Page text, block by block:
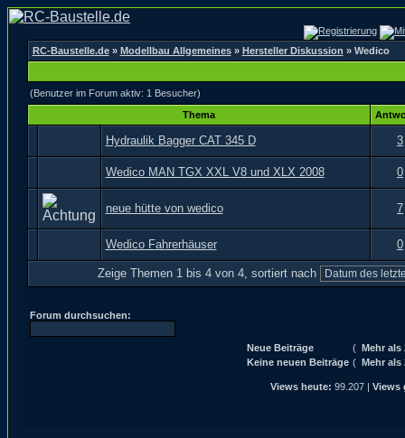
RC-Baustelle.de» Modellbau Allgemeines» Hersteller Diskussion » Wedico
(Benutzer im Forum aktiv: 1 Besucher)
Thema
Hydraulik Bagger CAT 345 D 3
Wedico MAN TGX XXL V8 und XLX 2008 0
neue hütte von wedico 7
Wedico Fahrerhäuser 0
Zeige Themen 1 bis 4 von 4, sortiert nach
Forum durchsuchen:
Neue Beiträge ( Mehr als
Keine neuen Beiträge ( Mehr als
Views heute: 99.207 | Views